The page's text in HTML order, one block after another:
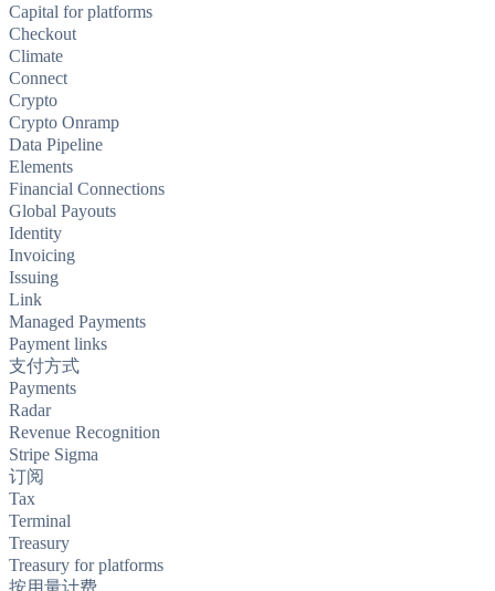
Capital for platforms
Checkout
Climate
Connect
Crypto
Crypto Onramp
Data Pipeline
Elements
Financial Connections
Global Payouts
Identity
Invoicing
Issuing
Link
Managed Payments
Payment links
支付方式
Payments
Radar
Revenue Recognition
Stripe Sigma
订阅
Tax
Terminal
Treasury
Treasury for platforms
按用量计费